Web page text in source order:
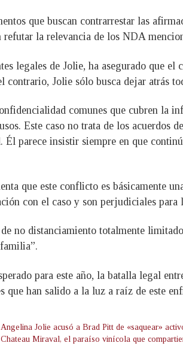
que buscan contrarrestar las
la relevancia de los NDA
legales de Jolie, ha asegurado que
Jolie sólo busca dejar atrás
comunes que cubren la
Este caso no trata de los
parece insistir siempre en que
que este conflicto es básicamente
con el caso y son perjudiciales para
no distanciamiento totalmente
para este año, la batalla legal
han salido a la luz a raíz de este
Angelina Jolie acusó a Brad Pitt de «saquear»
Chateau Miraval, el paraíso vinícola que